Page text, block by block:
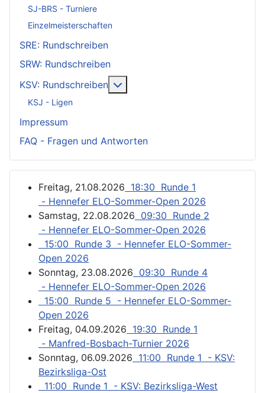
SJ-BRS - Turniere
Einzelmeisterschaften
SRE: Rundschreiben
SRW: Rundschreiben
KSV: Rundschreiben
KSJ - Ligen
Impressum
FAQ - Fragen und Antworten
Freitag, 21.08.2026 18:30 Runde 1
- Hennefer ELO-Sommer-Open 2026
Samstag, 22.08.2026 09:30 Runde 2
- Hennefer ELO-Sommer-Open 2026
15:00 Runde 3 - Hennefer ELO-Sommer-
Open 2026
Sonntag, 23.08.2026 09:30 Runde 4
- Hennefer ELO-Sommer-Open 2026
15:00 Runde 5 - Hennefer ELO-Sommer-
Open 2026
Freitag, 04.09.2026 19:30 Runde 1
- Manfred-Bosbach-Turnier 2026
Sonntag, 06.09.2026 11:00 Runde 1 - KSV:
Bezirksliga-Ost
11:00 Runde 1 - KSV: Bezirksliga-West